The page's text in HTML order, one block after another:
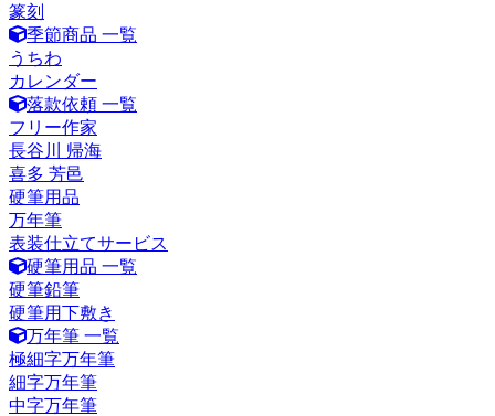
篆刻
季節商品 一覧
うちわ
カレンダー
落款依頼 一覧
フリー作家
長谷川 帰海
喜多 芳邑
硬筆用品
万年筆
表装仕立てサービス
硬筆用品 一覧
硬筆鉛筆
硬筆用下敷き
万年筆 一覧
極細字万年筆
細字万年筆
中字万年筆